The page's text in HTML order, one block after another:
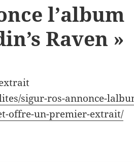
l’album
Raven »
sigur-ros-annonce-
offre-un-premier-extrait/